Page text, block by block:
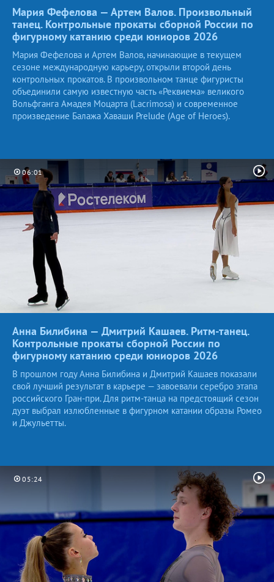
Мария Фефелова — Артем Валов. Произвольный
танец. Контрольные прокаты сборной России по
фигурному катанию среди юниоров 2026
Мария Фефелова и Артем Валов, начинающие в текущем
сезоне международную карьеру, открыли второй день
контрольных прокатов. В произвольном танце фигуристы
объединили самую известную часть «Реквиема» великого
Вольфганга Амадея Моцарта (Lacrimosa) и современное
произведение Балажа Хаваши Prelude (Age of Heroes).
06:01
Анна Билибина — Дмитрий Кашаев. Ритм-танец.
Контрольные прокаты сборной России по
фигурному катанию среди юниоров 2026
В прошлом году Анна Билибина и Дмитрий Кашаев показали
свой лучший результат в карьере — завоевали серебро этапа
российского Гран-при. Для ритм-танца на предстоящий сезон
дуэт выбрал излюбленные в фигурном катании образы Ромео
и Джульетты.
05:24